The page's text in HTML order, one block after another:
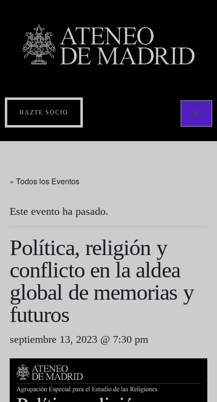
HAZTE SOCIO
« Todos los Eventos
Este evento ha pasado.
Política, religión y
conflicto en la aldea
global de memorias y
futuros
septiembre 13, 2023 @ 7:30 pm